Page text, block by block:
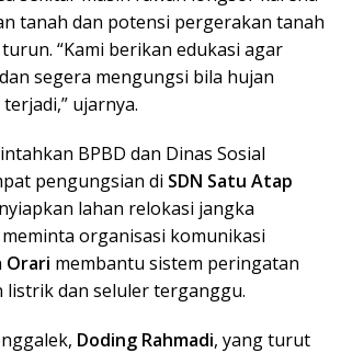
tanah dan potensi pergerakan tanah
“Kami berikan edukasi agar
segera mengungsi bila hujan
ujarnya.
BPBD dan Dinas Sosial
pengungsian di SDN Satu Atap
lahan relokasi jangka
organisasi komunikasi
Orari membantu sistem peringatan
listrik dan seluler terganggu.
Doding Rahmadi, yang turut